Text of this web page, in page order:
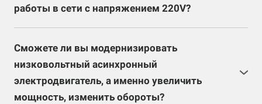
работы в сети с напряжением 220V?
что при этом двигатель теряет часть мощности.
Сможете ли вы модернизировать
низковольтный асинхронный
электродвигатель, а именно увеличить
мощность, изменить обороты?